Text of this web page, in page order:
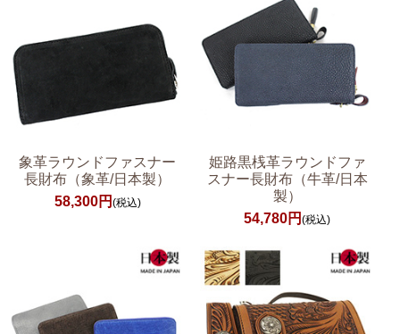
象革ラウンドファスナー
長財布（象革/日本製）
58,300円 (税込)
姫路黒桟革ラウンドファ
スナー長財布（牛革/日本
製）
54,780円(税込)